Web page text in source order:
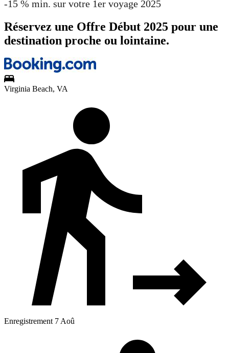
-15 % min. sur votre 1er voyage 2025
Réservez une Offre Début 2025 pour une
destination proche ou lointaine.
Virginia Beach, VA
Enregistrement 7 Aoû